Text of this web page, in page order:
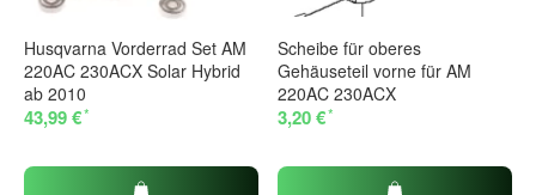
Husqvarna Vorderrad Set AM
220AC 230ACX Solar Hybrid
ab 2010
43,99 €*
Scheibe für oberes
Gehäuseteil vorne für AM
220AC 230ACX
3,20 €*